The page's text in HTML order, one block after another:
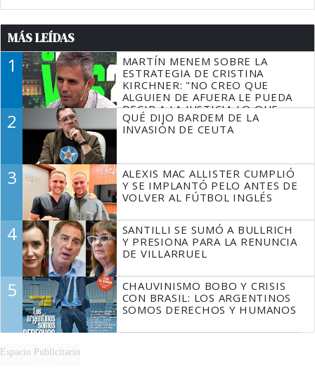
MÁS LEÍDAS
1
MARTÍN MENEM SOBRE LA
ESTRATEGIA DE CRISTINA
KIRCHNER: "NO CREO QUE
ALGUIEN DE AFUERA LE PUEDA
DECIR A LA JUSTICIA LO QUE
TIENE QUE HACER"
2
QUÉ DIJO BARDEM DE LA
INVASIÓN DE CEUTA
3
ALEXIS MAC ALLISTER CUMPLIÓ
Y SE IMPLANTÓ PELO ANTES DE
VOLVER AL FÚTBOL INGLÉS
4
SANTILLI SE SUMÓ A BULLRICH
Y PRESIONA PARA LA RENUNCIA
DE VILLARRUEL
5
CHAUVINISMO BOBO Y CRISIS
CON BRASIL: LOS ARGENTINOS
SOMOS DERECHOS Y HUMANOS
Espacio Publicitario